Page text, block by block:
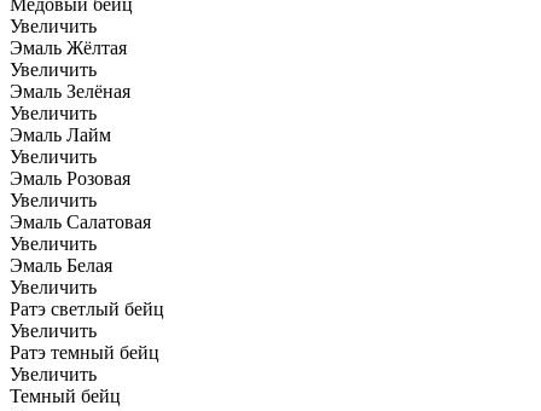
Медовый бейц
Увеличить
Эмаль Жёлтая
Увеличить
Эмаль Зелёная
Увеличить
Эмаль Лайм
Увеличить
Эмаль Розовая
Увеличить
Эмаль Салатовая
Увеличить
Эмаль Белая
Увеличить
Ратэ светлый бейц
Увеличить
Ратэ темный бейц
Увеличить
Темный бейц